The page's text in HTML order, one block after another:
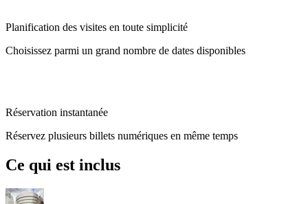
Planification des visites en toute simplicité
Choisissez parmi un grand nombre de dates disponibles
Réservation instantanée
Réservez plusieurs billets numériques en même temps
Ce qui est inclus